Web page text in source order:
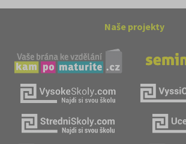
Naše projekty